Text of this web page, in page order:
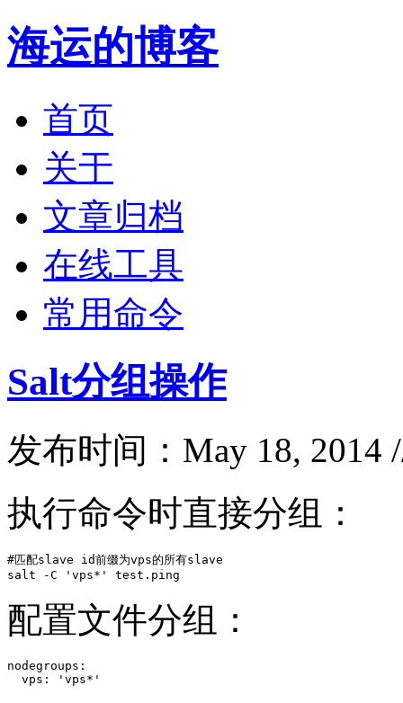
海运的博客
首页
关于
文章归档
在线工具
常用命令
Salt分组操作
发布时间：May 18, 2014
执行命令时直接分组：
#匹配slave id前缀为vps的所有slave
salt -C 'vps*' test.ping
配置文件分组：
nodegroups:
  vps: 'vps*'